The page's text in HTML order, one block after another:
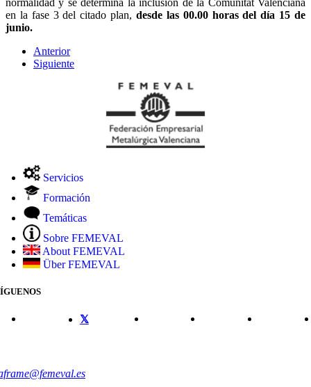
normalidad y se determina la inclusión de la Comunitat Valenciana
en la fase 3 del citado plan, desde las 00.00 horas del día 15 de
junio.
Anterior
Siguiente
Servicios
Formación
Temáticas
Sobre FEMEVAL
About FEMEVAL
Über FEMEVAL